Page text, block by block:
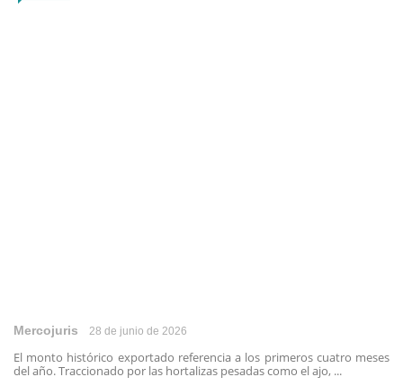
Mercojuris 28 de junio de 2026
El monto histórico exportado referencia a los primeros cuatro meses
del año. Traccionado por las hortalizas pesadas como el ajo, ...